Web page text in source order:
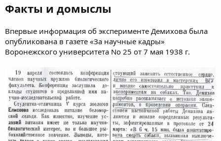
Факты и домыслы
Впервые информация об эксперименте Демихова была
опубликована в газете «За научные кадры»
Воронежского университета No 25 от 7 мая 1938 г.